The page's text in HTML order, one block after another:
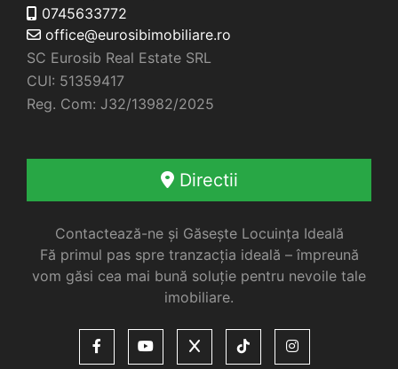
0745633772
office@eurosibimobiliare.ro
SC Eurosib Real Estate SRL
CUI: 51359417
Reg. Com: J32/13982/2025
Directii
Contactează-ne și Găsește Locuința Ideală
Fă primul pas spre tranzacția ideală – împreună
vom găsi cea mai bună soluție pentru nevoile tale
imobiliare.